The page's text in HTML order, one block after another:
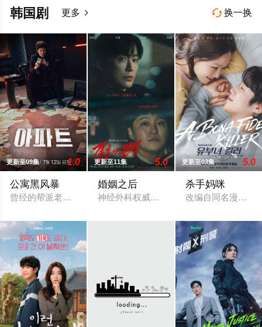
 换一换
韩国剧 更多 
更新至09集 1.0
公寓黑风暴
曾经的帮派老大急需现金，于是和有志成为律师的同伴合作，
更新至11集 5.0
婚姻之后
神经外科权威姜泰柱（南宫珉 饰）因为
更新至03集 5.0
杀手妈咪
改编自同名漫画。